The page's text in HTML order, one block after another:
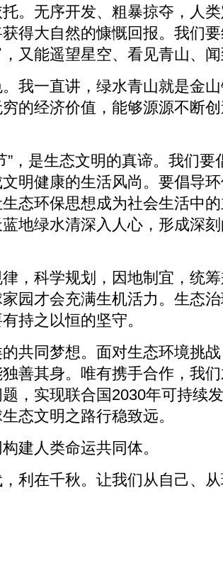
。无序开发、粗暴掠夺，人
得大自然的慷慨回报。我们
又能遥望星空、看见青山、闻
我一直讲，绿水青山就是金
的经济价值，能够源源不断
，是生态文明的真谛。我们要
明健康的生活风尚。要倡导
态环保思想成为社会生活中的
地绿水清深入人心，形成深
，科学规划，因地制宜，统
园才会充满生机活力。生态
持之以恒的坚守。
共同梦想。面对生态环境挑
善其身。唯有携手合作，我
，实现联合国2030年可持续
态文明之路行稳致远。
建人类命运共同体。
利在千秋。让我们从自己、从